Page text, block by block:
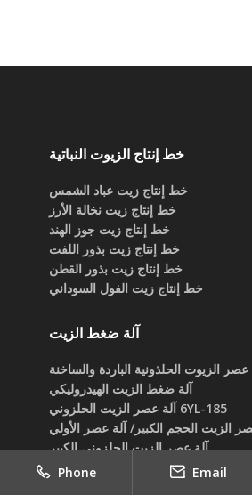
خط إنتاج الزيوت النباتية
خط إنتاج زيت عباد الشمس
خط إنتاج زيت نخالة الأرز
خط إنتاج زيت جوز الهند
خط إنتاج زيت بذور اللفت
خط إنتاج زيت بذور القطن
خط إنتاج زيت الفول السوداني
آلة ضغط الزيت
عصر الزيوت الحلذونية الباردة والساخنة
آلة ضغط الزيت الهيدروليكي
6YL-185 آلة عصر الزيت الحلزوني
الزيت الحجم الكبير/ آلة عصر الأولي
آلة عصر الزيت الحلزوني الكبير
آلة عصر زيت بالحجم المتوسط
Phone Email